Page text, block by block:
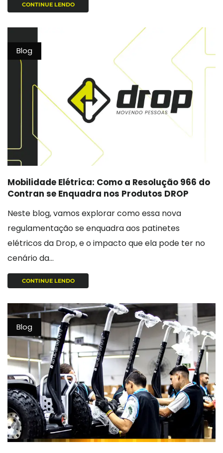
CONTINUE LENDO
Blog
Mobilidade Elétrica: Como a Resolução 966 do
Contran se Enquadra nos Produtos DROP
Neste blog, vamos explorar como essa nova
regulamentação se enquadra aos patinetes
elétricos da Drop, e o impacto que ela pode ter no
cenário da...
CONTINUE LENDO
Blog